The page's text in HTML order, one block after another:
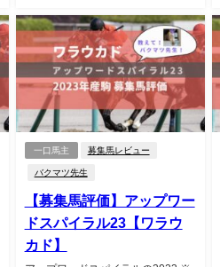
一口馬主 募集馬レビュー
バクマツ先生
【募集馬評価】アップワー
ドスパイラル23【ワラウ
カド】